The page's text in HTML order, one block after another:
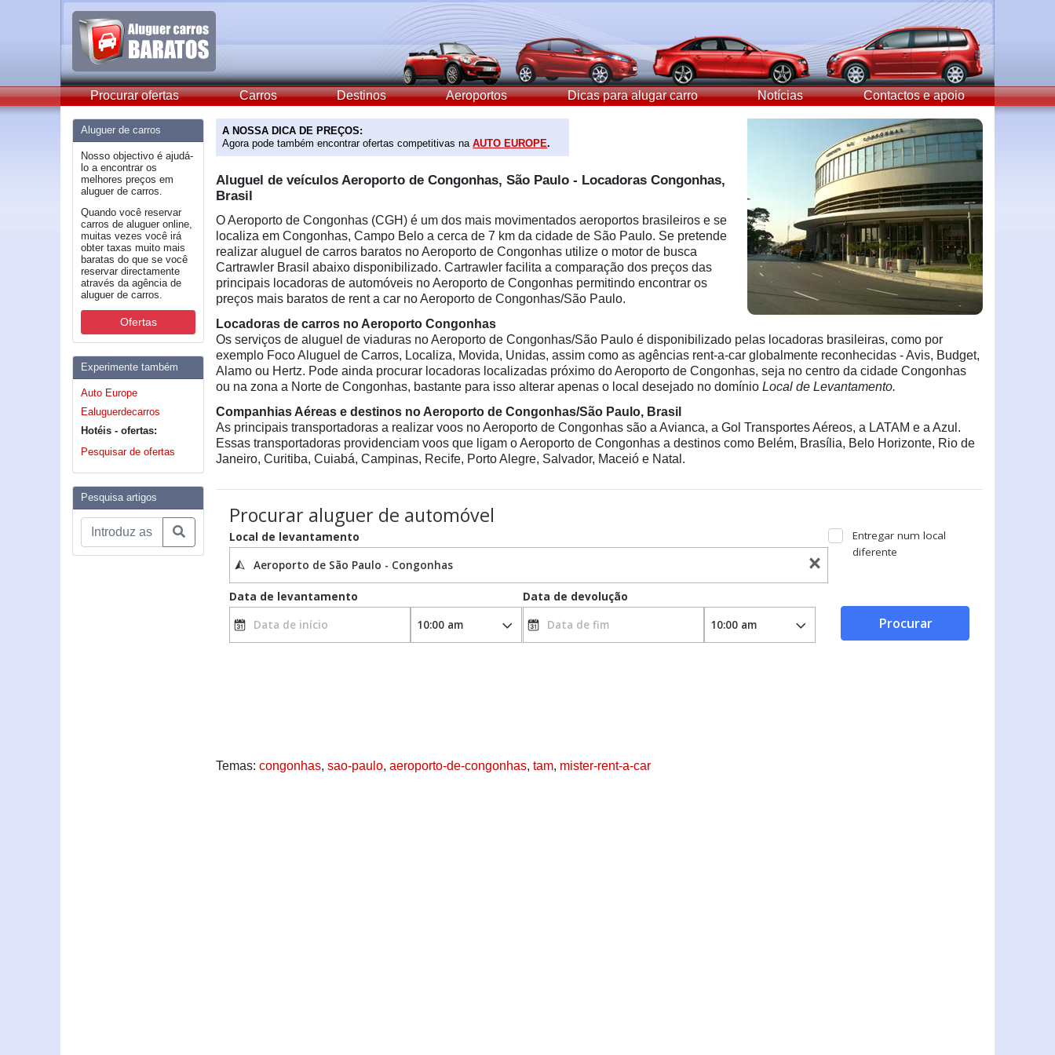
Procurar ofertas Carros Destinos Aeroportos Dicas para alugar carro Notícias Contactos e apoio
Aluguer de carros
Nosso objectivo é ajudá-
lo a encontrar os
melhores preços em
aluguer de carros.
Quando você reservar
carros de aluguer online,
muitas vezes você irá
obter taxas muito mais
baratas do que se você
reservar directamente
através da agência de
aluguer de carros.
Ofertas
Experimente também
Auto Europe
Ealuguerdecarros
Hotéis - ofertas:
Pesquisar de ofertas
Pesquisa artigos
A NOSSA DICA DE PREÇOS:
Agora pode também encontrar ofertas competitivas naAUTO EUROPE.
Aluguel de veículos Aeroporto de Congonhas, São Paulo - Locadoras Congonhas,
Brasil
O Aeroporto de Congonhas (CGH) é um dos mais movimentados aeroportos brasileiros e se
localiza em Congonhas, Campo Belo a cerca de 7 km da cidade de São Paulo. Se pretende
realizar aluguel de carros baratos no Aeroporto de Congonhas utilize o motor de busca
Cartrawler Brasil abaixo disponibilizado. Cartrawler facilita a comparação dos preços das
principais locadoras de automóveis no Aeroporto de Congonhas permitindo encontrar os
preços mais baratos de rent a car no Aeroporto de Congonhas/São Paulo.
Locadoras de carros no Aeroporto Congonhas
Os serviços de aluguel de viaduras no Aeroporto de Congonhas/São Paulo é disponibilizado pelas locadoras brasileiras, como por
exemplo Foco Aluguel de Carros, Localiza, Movida, Unidas, assim como as agências rent-a-car globalmente reconhecidas - Avis, Budget,
Alamo ou Hertz. Pode ainda procurar locadoras localizadas próximo do Aeroporto de Congonhas, seja no centro da cidade Congonhas
ou na zona a Norte de Congonhas, bastante para isso alterar apenas o local desejado no domínio Local de Levantamento.
Companhias Aéreas e destinos no Aeroporto de Congonhas/São Paulo, Brasil
As principais transportadoras a realizar voos no Aeroporto de Congonhas são a Avianca, a Gol Transportes Aéreos, a LATAM e a Azul.
Essas transportadoras providenciam voos que ligam o Aeroporto de Congonhas a destinos como Belém, Brasília, Belo Horizonte, Rio de
Janeiro, Curitiba, Cuiabá, Campinas, Recife, Porto Alegre, Salvador, Maceió e Natal.
Temas:congonhas,sao-paulo,aeroporto-de-congonhas,tam, mister-rent-a-car